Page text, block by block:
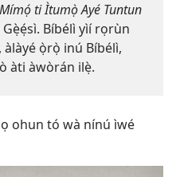
ti Ìtumọ̀ Ayé Tuntun
Bíbélì yìí rọrùn
ọ̀rọ̀ inú Bíbélì,
àti àwòrán ilẹ̀.
ohun tó wà nínú ìwé